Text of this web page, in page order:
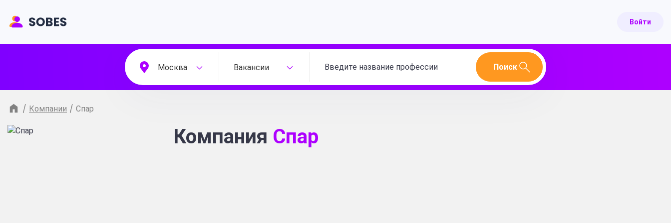
Войти
Москва Вакансии Поиск
/ Компании / Спар
Компания Спар